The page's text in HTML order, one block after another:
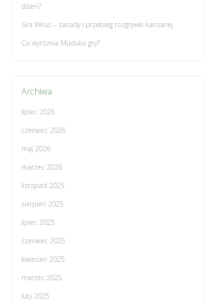
dzień?
Gra Wirus – zasady i przebieg rozgrywki karcianej
Co wyróżnia Muduko gry?
Archiwa
lipiec 2026
czerwiec 2026
maj 2026
marzec 2026
listopad 2025
sierpień 2025
lipiec 2025
czerwiec 2025
kwiecień 2025
marzec 2025
luty 2025